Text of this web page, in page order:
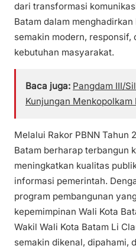
dari transformasi
Batam dalam
semakin modern,
kebutuhan masyarakat.
Baca juga: Pangdam III/
Kunjungan
Melalui Rakor PBNN Tahun
Batam berharap terbangun
meningkatkan kualitas
informasi pemerintah.
program pembangunan
kepemimpinan Wali Kota
Wakil Wali Kota Batam Li
semakin dikenal, dipahami,